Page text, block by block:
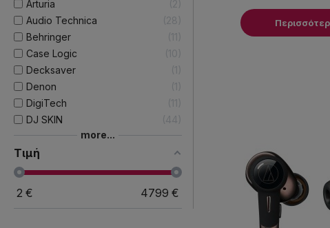
Arturia
2
Audio Technica
28
Behringer
11
Case Logic
10
Decksaver
1
Denon
1
DigiTech
11
DJ SKIN
44
more...
Τιμή
2 € 4799 €